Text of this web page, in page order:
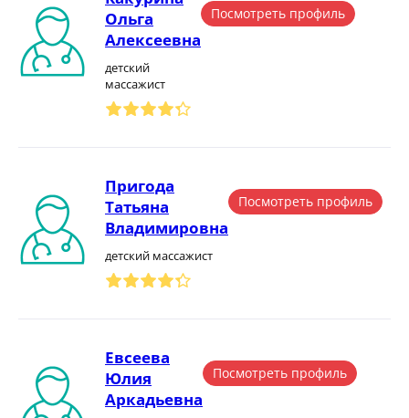
Ольга
Алексеевна
детский
массажист
Посмотреть профиль
Пригода
Татьяна
Владимировна
детский массажист
Посмотреть профиль
Евсеева
Юлия
Аркадьевна
Посмотреть профиль